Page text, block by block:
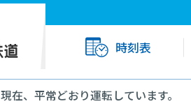
時刻表
現在、平常どおり運転しています。